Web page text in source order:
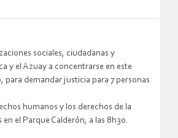
sociales, ciudadanas y
y el Azuay a concentrarse en este
para demandar justicia para 7 personas
humanos y los derechos de la
el Parque Calderón, a las 8h30.